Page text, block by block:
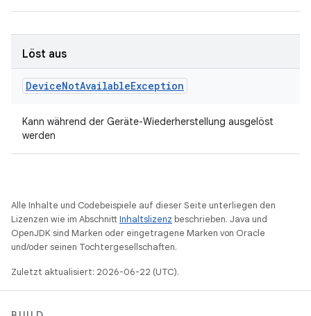
Löst aus
DeviceNotAvailableException
Kann während der Geräte-Wiederherstellung ausgelöst
werden
Alle Inhalte und Codebeispiele auf dieser Seite unterliegen den
Lizenzen wie im AbschnittInhaltslizenz beschrieben. Java und
OpenJDK sind Marken oder eingetragene Marken von Oracle
und/oder seinen Tochtergesellschaften.
Zuletzt aktualisiert: 2026-06-22 (UTC).